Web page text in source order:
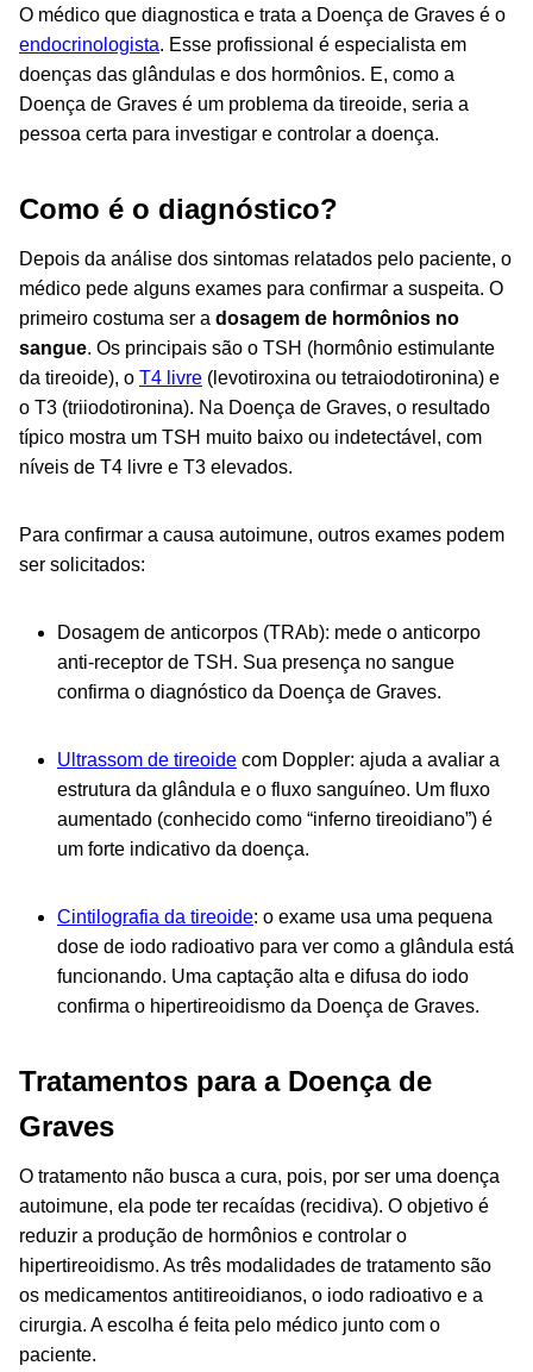
O médico que diagnostica e trata a Doença de Graves é o
endocrinologista. Esse profissional é especialista em
doenças das glândulas e dos hormônios. E, como a
Doença de Graves é um problema da tireoide, seria a
pessoa certa para investigar e controlar a doença.
Como é o diagnóstico?
Depois da análise dos sintomas relatados pelo paciente, o
médico pede alguns exames para confirmar a suspeita. O
primeiro costuma ser a dosagem de hormônios no
sangue. Os principais são o TSH (hormônio estimulante
da tireoide), o T4 livre (levotiroxina ou tetraiodotironina) e
o T3 (triiodotironina). Na Doença de Graves, o resultado
típico mostra um TSH muito baixo ou indetectável, com
níveis de T4 livre e T3 elevados.
Para confirmar a causa autoimune, outros exames podem
ser solicitados:
Dosagem de anticorpos (TRAb): mede o anticorpo
anti-receptor de TSH. Sua presença no sangue
confirma o diagnóstico da Doença de Graves.
Ultrassom de tireoide com Doppler: ajuda a avaliar a
estrutura da glândula e o fluxo sanguíneo. Um fluxo
aumentado (conhecido como “inferno tireoidiano”) é
um forte indicativo da doença.
Cintilografia da tireoide: o exame usa uma pequena
dose de iodo radioativo para ver como a glândula está
funcionando. Uma captação alta e difusa do iodo
confirma o hipertireoidismo da Doença de Graves.
Tratamentos para a Doença de
Graves
O tratamento não busca a cura, pois, por ser uma doença
autoimune, ela pode ter recaídas (recidiva). O objetivo é
reduzir a produção de hormônios e controlar o
hipertireoidismo. As três modalidades de tratamento são
os medicamentos antitireoidianos, o iodo radioativo e a
cirurgia. A escolha é feita pelo médico junto com o
paciente.